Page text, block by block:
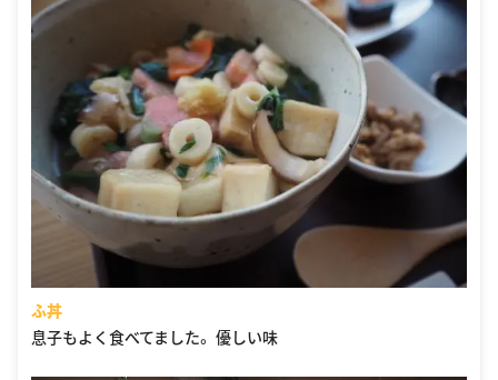
ふ丼
息子もよく食べてました。 優しい味